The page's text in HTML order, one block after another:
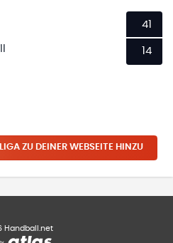
41
14
ZU DEINER WEBSEITE HINZU
Handball.net